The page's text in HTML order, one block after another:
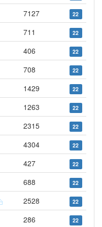
7127 22
711 22
406 22
708 22
1429 22
1263 22
2315 22
4304 22
427 22
688 22
2528 22
286 22